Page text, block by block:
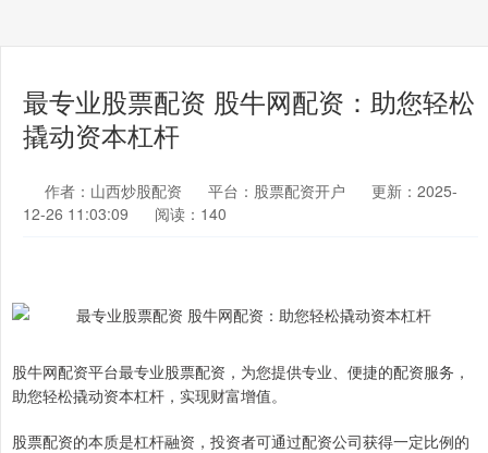
最专业股票配资 股牛网配资：助您轻松
撬动资本杠杆
作者：山西炒股配资 平台：股票配资开户
更新：2025-
12-26 11:03:09
阅读：140
股牛网配资平台最专业股票配资，为您提供专业、便捷的配资服务，
助您轻松撬动资本杠杆，实现财富增值。
股票配资的本质是杠杆融资，投资者可通过配资公司获得一定比例的